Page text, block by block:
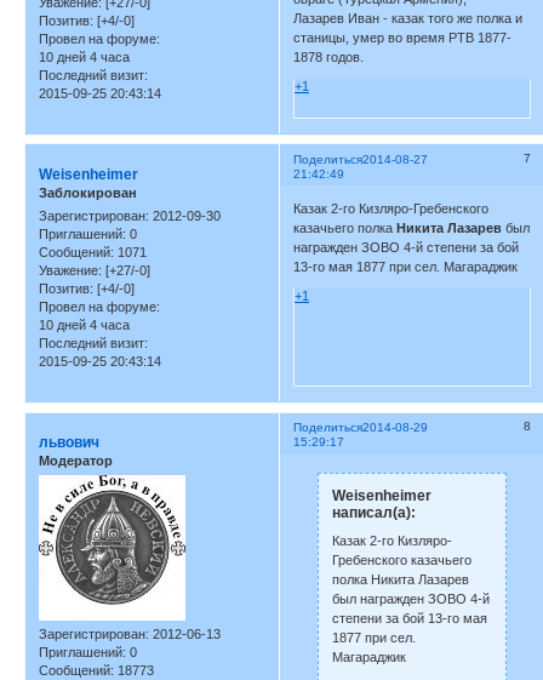
Позитив: [+4/-0]
Провел на форуме:
10 дней 4 часа
Последний визит:
2015-09-25 20:43:14
Лазарев Иван - казак того же полка и
станицы, умер во время РТВ 1877-
1878 годов.
+1
Поделиться 7
2014-08-27
21:42:49
Weisenheimer
Заблокирован
Зарегистрирован: 2012-09-30
Приглашений: 0
Сообщений: 1071
Уважение: [+27/-0]
Позитив: [+4/-0]
Провел на форуме:
10 дней 4 часа
Последний визит:
2015-09-25 20:43:14
Казак 2-го Кизляро-Гребенского
казачьего полка Никита Лазарев был
награжден ЗОВО 4-й степени за бой
13-го мая 1877 при сел. Магараджик
+1
Поделиться 8
2014-08-29
15:29:17
львович
Модератор
Зарегистрирован: 2012-06-13
Приглашений: 0
Сообщений: 18773
Weisenheimer
написал(а):
Казак 2-го Кизляро-
Гребенского казачьего
полка Никита Лазарев
был награжден ЗОВО 4-й
степени за бой 13-го мая
1877 при сел.
Магараджик